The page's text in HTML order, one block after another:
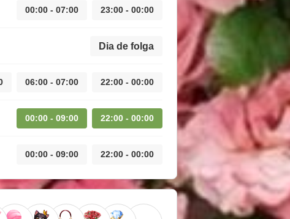
00:00 - 07:00 23:00 - 00:00
Dia de folga
06:00 - 07:00 22:00 - 00:00
00:00 - 09:00 22:00 - 00:00
00:00 - 09:00 22:00 - 00:00